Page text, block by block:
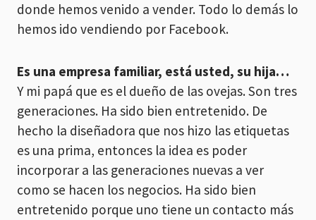
donde hemos venido a vender. Todo lo demás lo
hemos ido vendiendo por Facebook.
Es una empresa familiar, está usted, su hija…
Y mi papá que es el dueño de las ovejas. Son tres
generaciones. Ha sido bien entretenido. De
hecho la diseñadora que nos hizo las etiquetas
es una prima, entonces la idea es poder
incorporar a las generaciones nuevas a ver
como se hacen los negocios. Ha sido bien
entretenido porque uno tiene un contacto más